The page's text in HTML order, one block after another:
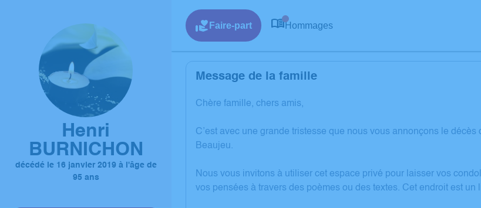
Henri
BURNICHON
décédé le 16 janvier 2019 à l'âge de
95 ans
Faire-part Hommages
Message de la famille
Chère famille, chers amis,
C’est avec une grande tristesse que nous vous annonçons le
Beaujeu.
Nous vous invitons à utiliser cet espace privé pour laisser vos
vos pensées à travers des poèmes ou des textes. Cet endroit est